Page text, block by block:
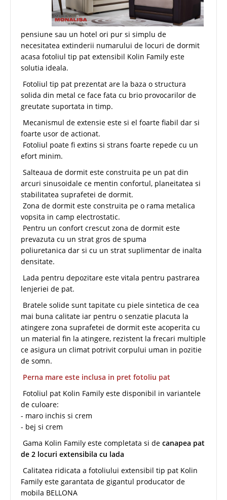
pensiune sau un hotel ori pur si simplu de
necesitatea extinderii numarului de locuri de dormit
acasa fotoliul tip pat extensibil Kolin Family este
solutia ideala.
Fotoliul tip pat prezentat are la baza o structura
solida din metal ce face fata cu brio provocarilor de
greutate suportata in timp.
Mecanismul de extensie este si el foarte fiabil dar si
foarte usor de actionat.
Fotoliul poate fi extins si strans foarte repede cu un
efort minim.
Salteaua de dormit este construita pe un pat din
arcuri sinusoidale ce mentin confortul, planeitatea si
stabilitatea suprafetei de dormit.
Zona de dormit este construita pe o rama metalica
vopsita in camp electrostatic.
Pentru un confort crescut zona de dormit este
prevazuta cu un strat gros de spuma
poliuretanica dar si cu un strat suplimentar de inalta
densitate.
Lada pentru depozitare este vitala pentru pastrarea
lenjeriei de pat.
Bratele solide sunt tapitate cu piele sintetica de cea
mai buna calitate iar pentru o senzatie placuta la
atingere zona suprafetei de dormit este acoperita cu
un material fin la atingere, rezistent la frecari multiple
ce asigura un climat potrivit corpului uman in pozitie
de somn.
Perna mare este inclusa in pret fotoliu pat
Fotoliul pat Kolin Family este disponibil in variantele
de culoare:
- maro inchis si crem
- bej si crem
Gama Kolin Family este completata si de canapea pat
de 2 locuri extensibila cu lada
Calitatea ridicata a fotoliului extensibil tip pat Kolin
Family este garantata de gigantul producator de
mobila BELLONA